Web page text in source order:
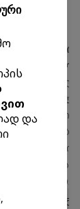
ფილიალი
დროში,
და